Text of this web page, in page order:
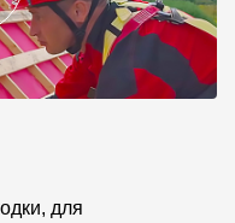
для